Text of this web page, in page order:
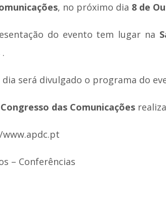
, no próximo dia 8 de
do evento tem lugar na
.
dia será divulgado o programa do
Congresso das Comunicações
– Conferências